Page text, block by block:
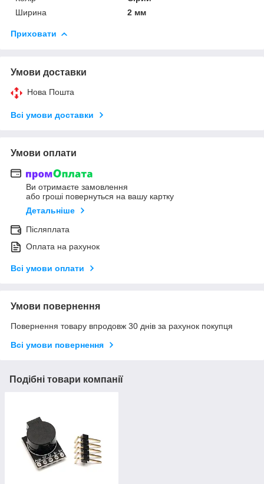
Ширина
2 мм
Приховати
Умови доставки
Нова Пошта
Всі умови доставки
Умови оплати
Ви отримаєте замовлення
або гроші повернуться на вашу картку
Детальніше
Післяплата
Оплата на рахунок
Всі умови оплати
Умови повернення
Повернення товару впродовж 30 днів за рахунок покупця
Всі умови повернення
Подібні товари компанії